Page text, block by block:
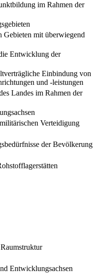
im Rahmen der
mit überwiegend
Entwicklung der
Einbindung von
und -leistungen
Landes im Rahmen der
Verteidigung
der Bevölkerung
Entwicklungsachsen